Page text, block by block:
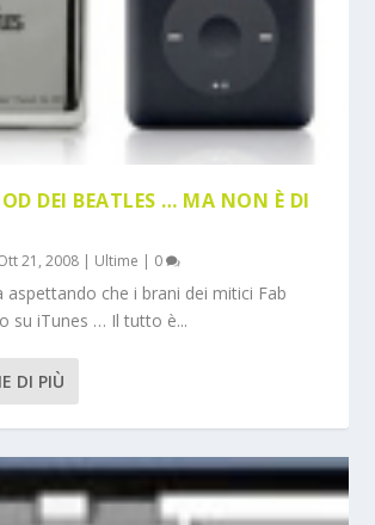
DEI BEATLES … MA NON È DI
21, 2008 | Ultime | 0
aspettando che i brani dei mitici Fab
su iTunes … Il tutto è...
DI PIÙ